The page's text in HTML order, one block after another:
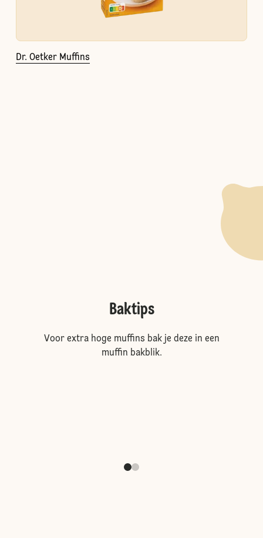
Dr. Oetker Muffins
Baktips
Voor extra hoge muffins bak je deze in een
muffin bakblik.